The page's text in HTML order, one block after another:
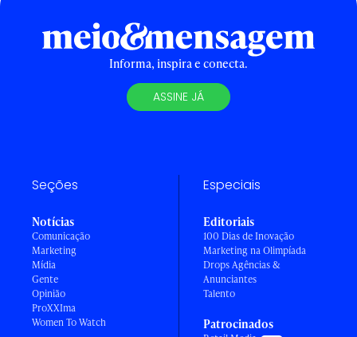
Informa, inspira e conecta.
ASSINE JÁ
Seções
Notícias
Comunicação
Marketing
Mídia
Gente
Opinião
ProXXIma
Women To Watch
Especiais
Editoriais
100 Dias de Inovação
Marketing na Olimpíada
Drops Agências &
Anunciantes
Talento
Patrocinados